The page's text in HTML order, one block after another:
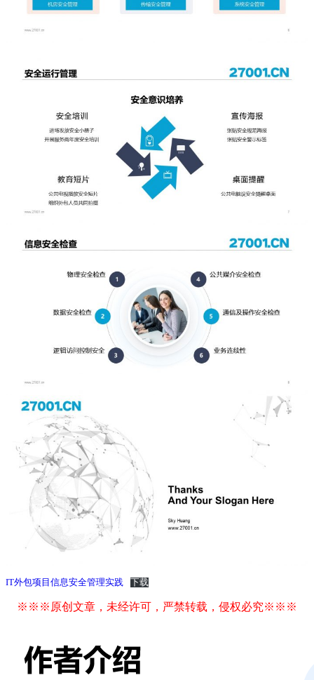
IT外包项目信息安全管理实践 下载
※※※原创文章，未经许可，严禁转载，侵权必究※※※